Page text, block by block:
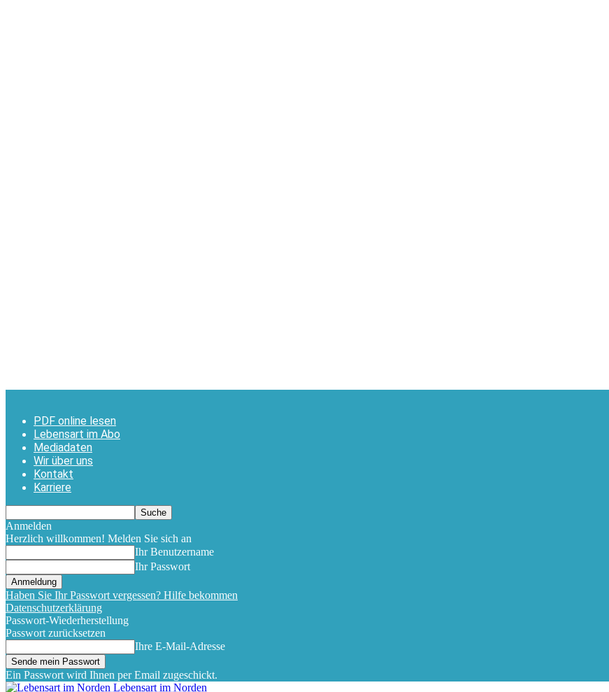
PDF online lesen
Lebensart im Abo
Mediadaten
Wir über uns
Kontakt
Karriere
Anmelden
Herzlich willkommen! Melden Sie sich an
Ihr Benutzername
Ihr Passwort
Haben Sie Ihr Passwort vergessen? Hilfe bekommen
Datenschutzerklärung
Passwort-Wiederherstellung
Passwort zurücksetzen
Ihre E-Mail-Adresse
Ein Passwort wird Ihnen per Email zugeschickt.
Lebensart im Norden